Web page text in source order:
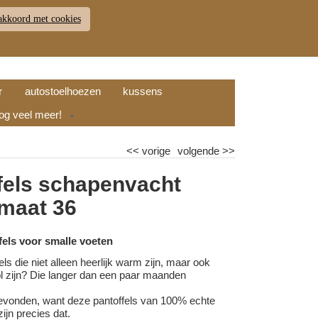
RETOUR WINKELWAGEN (
autostoelhoezen
kussens
veel meer! ▼
volgende>>
<< vorige
schapenvacht
36
voor smalle voeten
die niet alleen heerlijk warm zijn, maar ook
zijn? Die langer dan een paar maanden
want deze pantoffels van 100% echte
precies dat.
met cookies